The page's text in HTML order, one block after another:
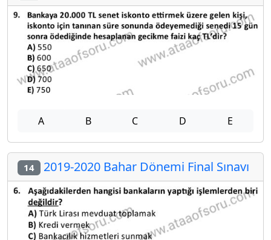
A B C D E
14 2019-2020 Bahar Dönemi Final Sınavı